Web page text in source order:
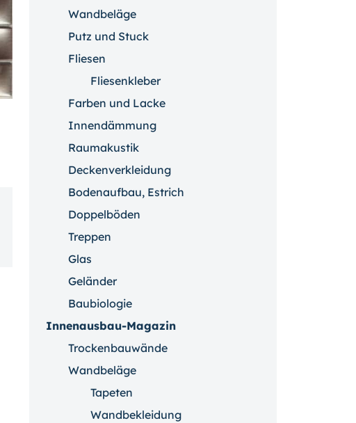
Wandbeläge
Putz und Stuck
Fliesen
Fliesenkleber
Farben und Lacke
Innendämmung
Raumakustik
Deckenverkleidung
Bodenaufbau, Estrich
Doppelböden
Treppen
Glas
Geländer
Baubiologie
Innenausbau-Magazin
Trockenbauwände
Wandbeläge
Tapeten
Wandbekleidung